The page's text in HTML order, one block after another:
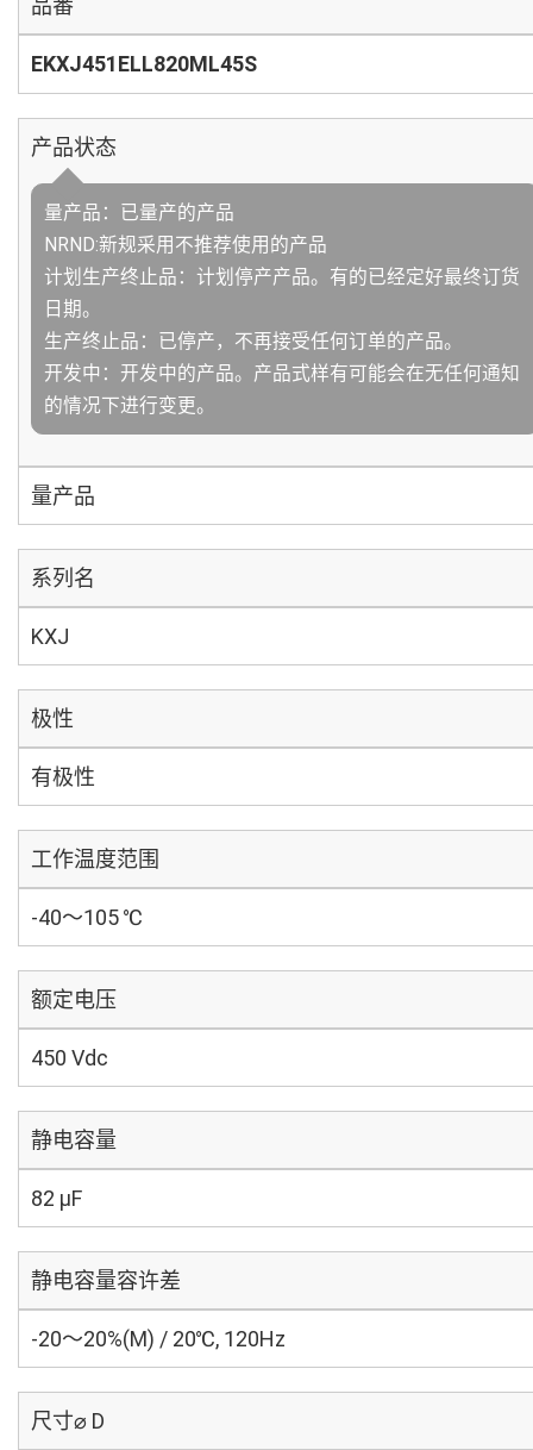
品番
EKXJ451ELL820ML45S
产品状态
量产品：已量产的产品
NRND:新规采用不推荐使用的产品
计划生产终止品：计划停产产品。有的已经定好最终订货
日期。
生产终止品：已停产，不再接受任何订单的产品。
开发中：开发中的产品。产品式样有可能会在无任何通知
的情况下进行变更。
量产品
系列名
KXJ
极性
有极性
工作温度范围
-40～105 ℃
额定电压
450 Vdc
静电容量
82 µF
静电容量容许差
-20～20%(M) / 20℃, 120Hz
尺寸⌀ D